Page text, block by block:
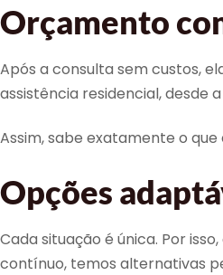
Orçamento
Após a consulta sem custos,
assistência residencial, desde
Assim, sabe exatamente o
Opções
Cada situação é única. Por
contínuo, temos alternativas